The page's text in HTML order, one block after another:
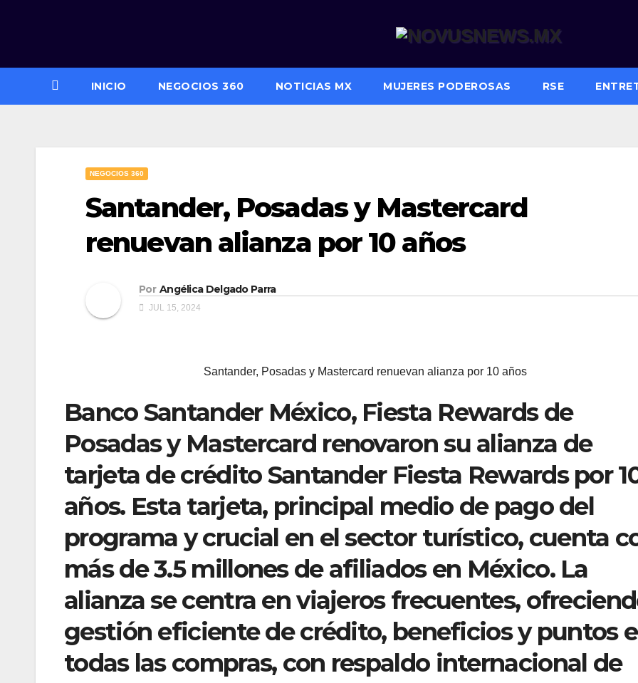
INICIO NEGOCIOS 360 NOTICIAS MX MUJERES PODEROSAS RSE
NEGOCIOS 360
Santander, Posadas y Mastercard
renuevan alianza por 10 años
Por Angélica Delgado Parra
JUL 15, 2024
Santander, Posadas y Mastercard renuevan alianza por 10 años
Banco Santander México, Fiesta Rewards de
Posadas y Mastercard renovaron su alianza de
tarjeta de crédito Santander Fiesta Rewards por
años. Esta tarjeta, principal medio de pago del
programa y crucial en el sector turístico, cuenta
más de 3.5 millones de afiliados en México. La
alianza se centra en viajeros frecuentes,
gestión eficiente de crédito, beneficios y puntos
todas las compras, con respaldo internacional de